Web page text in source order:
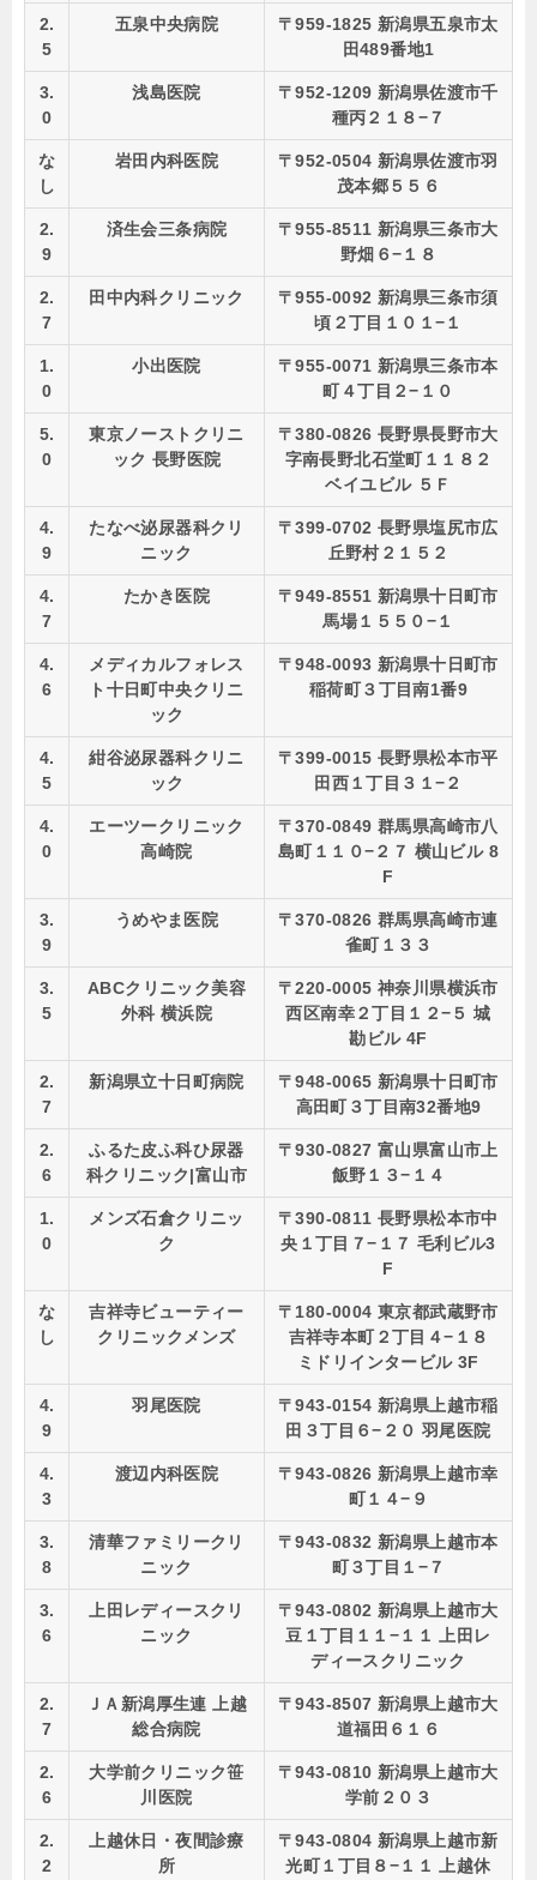
2.
5
五泉中央病院
〒959-1825 新潟県五泉市太
田489番地1
3.
0
浅島医院
〒952-1209 新潟県佐渡市千
種丙２１８−７
な
し
岩田内科医院
〒952-0504 新潟県佐渡市羽
茂本郷５５６
2.
9
済生会三条病院
〒955-8511 新潟県三条市大
野畑６−１８
2.
7
田中内科クリニック
〒955-0092 新潟県三条市須
頃２丁目１０１−１
1.
0
小出医院
〒955-0071 新潟県三条市本
町４丁目２−１０
5.
0
東京ノーストクリニ
ック 長野医院
〒380-0826 長野県長野市大
字南長野北石堂町１１８２
ベイユビル ５Ｆ
4.
9
たなべ泌尿器科クリ
ニック
〒399-0702 長野県塩尻市広
丘野村２１５２
4.
7
たかき医院
〒949-8551 新潟県十日町市
馬場１５５０−１
4.
6
メディカルフォレス
ト十日町中央クリニ
ック
〒948-0093 新潟県十日町市
稲荷町３丁目南1番9
4.
5
紺谷泌尿器科クリニ
ック
〒399-0015 長野県松本市平
田西１丁目３１−２
4.
0
エーツークリニック
高崎院
〒370-0849 群馬県高崎市八
島町１１０−２７ 横山ビル 8
F
3.
9
うめやま医院
〒370-0826 群馬県高崎市連
雀町１３３
3.
5
ABCクリニック美容
外科 横浜院
〒220-0005 神奈川県横浜市
西区南幸２丁目１２−５ 城
勘ビル 4F
2.
7
新潟県立十日町病院
〒948-0065 新潟県十日町市
高田町３丁目南32番地9
2.
6
ふるた皮ふ科ひ尿器
科クリニック|富山市
〒930-0827 富山県富山市上
飯野１３−１４
1.
0
メンズ石倉クリニッ
ク
〒390-0811 長野県松本市中
央１丁目７−１７ 毛利ビル3
F
な
し
吉祥寺ビューティー
クリニックメンズ
〒180-0004 東京都武蔵野市
吉祥寺本町２丁目４−１８
ミドリインタービル 3F
4.
9
羽尾医院
〒943-0154 新潟県上越市稲
田３丁目６−２０ 羽尾医院
4.
3
渡辺内科医院
〒943-0826 新潟県上越市幸
町１４−９
3.
8
清華ファミリークリ
ニック
〒943-0832 新潟県上越市本
町３丁目１−７
3.
6
上田レディースクリ
ニック
〒943-0802 新潟県上越市大
豆１丁目１１−１１ 上田レ
ディースクリニック
2.
7
ＪＡ新潟厚生連 上越
総合病院
〒943-8507 新潟県上越市大
道福田６１６
2.
6
大学前クリニック笹
川医院
〒943-0810 新潟県上越市大
学前２０３
2.
2
上越休日・夜間診療
所
〒943-0804 新潟県上越市新
光町１丁目８−１１ 上越休